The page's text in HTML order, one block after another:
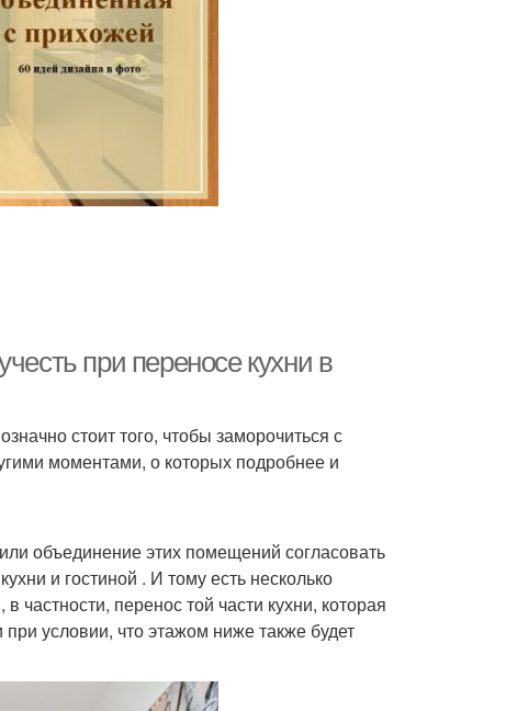
при переносе кухни в
стоит того, чтобы заморочиться с
моментами, о которых подробнее и
объединение этих помещений согласовать
и гостиной . И тому есть несколько
перенос той части кухни, которая
условии, что этажом ниже также будет